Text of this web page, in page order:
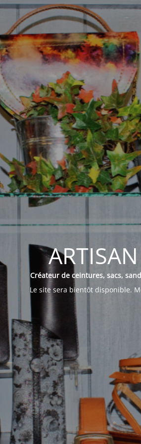
Créateur de ceintures, sacs,
Le site sera bientôt disponible.